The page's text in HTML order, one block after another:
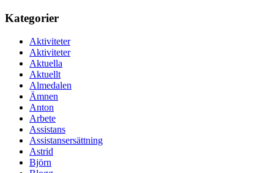
Kategorier
Aktiviteter
Aktiviteter
Aktuella
Aktuellt
Almedalen
Ämnen
Anton
Arbete
Assistans
Assistansersättning
Astrid
Björn